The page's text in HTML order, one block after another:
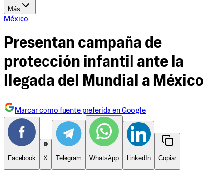
Más
México
Presentan campaña de
protección infantil ante la
llegada del Mundial a México
Marcar como fuente preferida en Google
Facebook X Telegram WhatsApp LinkedIn Copiar